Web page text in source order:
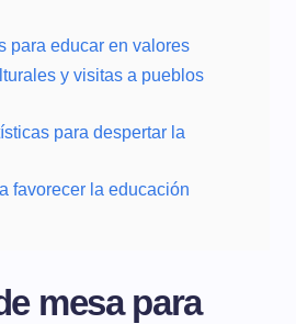
para educar en valores
y visitas a pueblos
para despertar la
favorecer la educación
mesa para